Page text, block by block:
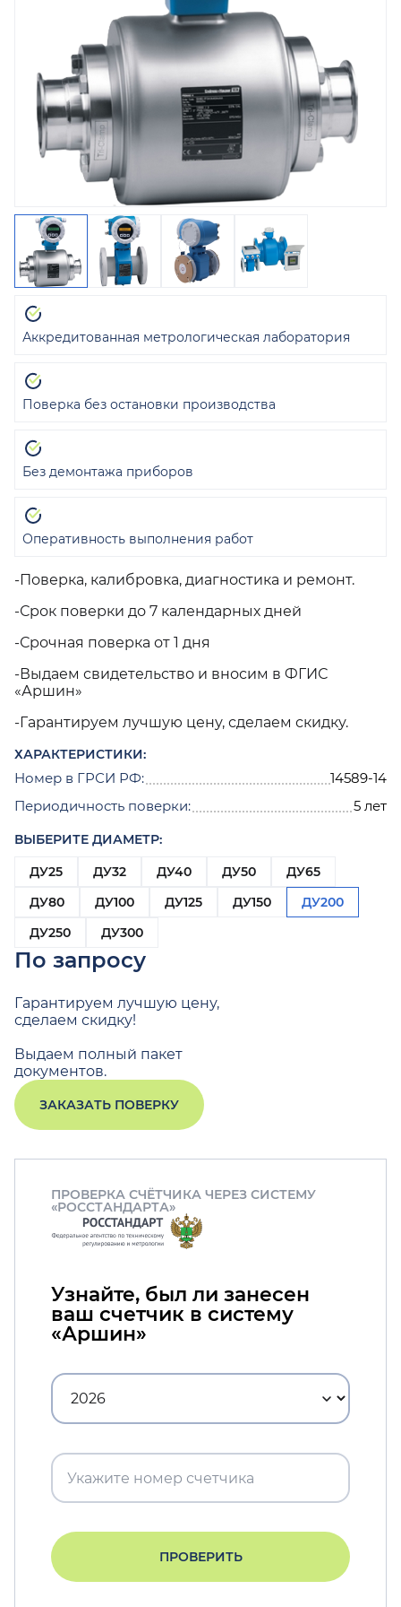
-Поверка, калибровка, диагностика и ремонт.
-Срок поверки до 7 календарных дней
-Срочная поверка от 1 дня
-Выдаем свидетельство и вносим в ФГИС
«Аршин»
-Гарантируем лучшую цену, сделаем скидку.
ХАРАКТЕРИСТИКИ:
Номер в ГРСИ РФ:
14589-14
Периодичность поверки:
5 лет
ВЫБЕРИТЕ ДИАМЕТР:
ДУ25
ДУ32 ДУ40 ДУ50
ДУ65
ДУ80
ДУ100 ДУ125 ДУ150
ДУ200
ДУ250
ДУ300
По запросу
Гарантируем лучшую цену,
сделаем скидку!
Выдаем полный пакет
документов.
ЗАКАЗАТЬ ПОВЕРКУ
Аккредитованная метрологическая лаборатория
Поверка без остановки производства
Без демонтажа приборов
Оперативность выполнения работ
ПРОВЕРКА СЧЁТЧИКА ЧЕРЕЗ СИСТЕМУ
«РОССТАНДАРТА»
Узнайте, был ли занесен
ваш счетчик в систему
«Аршин»
ПРОВЕРИТЬ